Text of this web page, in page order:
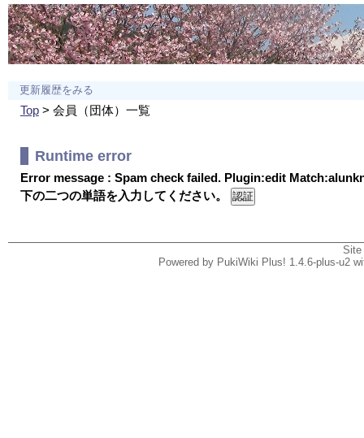
更新履歴をみる
Top> 会員（団体）一覧
Runtime error
Error message : Spam check failed. Plugin:edit
下の二つの単語を入力してください。
Powered by PukiWiki Plus! 1.4.6-plus-u2